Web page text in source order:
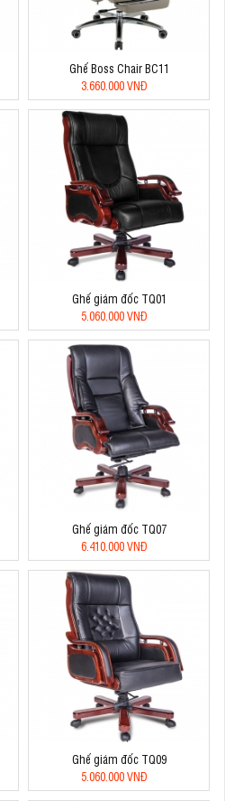
Ghế Boss Chair BC11
3.660.000 VNĐ
Ghế giám đốc TQ01
5.060.000 VNĐ
Ghế giám đốc TQ07
6.410.000 VNĐ
Ghế giám đốc TQ09
5.060.000 VNĐ